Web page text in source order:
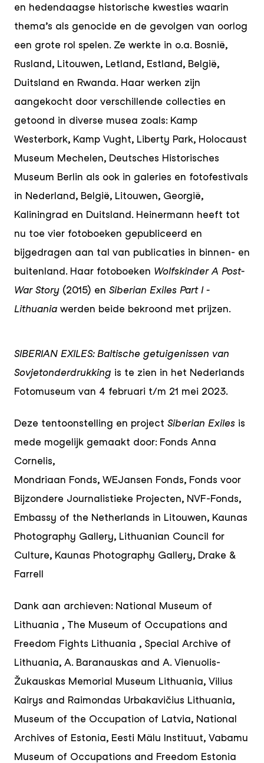
en hedendaagse historische kwesties waarin
thema’s als genocide en de gevolgen van oorlog
een grote rol spelen. Ze werkte in o.a. Bosnië,
Rusland, Litouwen, Letland, Estland, België,
Duitsland en Rwanda. Haar werken zijn
aangekocht door verschillende collecties en
getoond in diverse musea zoals: Kamp
Westerbork, Kamp Vught, Liberty Park, Holocaust
Museum Mechelen, Deutsches Historisches
Museum Berlin als ook in galeries en fotofestivals
in Nederland, België, Litouwen, Georgië,
Kaliningrad en Duitsland. Heinermann heeft tot
nu toe vier fotoboeken gepubliceerd en
bijgedragen aan tal van publicaties in binnen- en
buitenland. Haar fotoboeken Wolfskinder A Post-
War Story (2015) en Siberian Exiles Part I -
Lithuania werden beide bekroond met prijzen.
SIBERIAN EXILES: Baltische getuigenissen van
Sovjetonderdrukking is te zien in het Nederlands
Fotomuseum van 4 februari t/m 21 mei 2023.
Deze tentoonstelling en project Siberian Exiles is
mede mogelijk gemaakt door: Fonds Anna
Cornelis,
Mondriaan Fonds, WEJansen Fonds, Fonds voor
Bijzondere Journalistieke Projecten, NVF-Fonds,
Embassy of the Netherlands in Litouwen, Kaunas
Photography Gallery, Lithuanian Council for
Culture, Kaunas Photography Gallery, Drake &
Farrell
Dank aan archieven: National Museum of
Lithuania , The Museum of Occupations and
Freedom Fights Lithuania , Special Archive of
Lithuania, A. Baranauskas and A. Vienuolis-
Žukauskas Memorial Museum Lithuania, Vilius
Kairys and Raimondas Urbakavičius Lithuania,
Museum of the Occupation of Latvia, National
Archives of Estonia, Eesti Mälu Instituut, Vabamu
Museum of Occupations and Freedom Estonia